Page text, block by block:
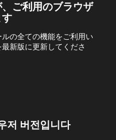
ご利用のブラウザ
の全ての機能をご利用い
新版に更新してくださ
저 버전입니다